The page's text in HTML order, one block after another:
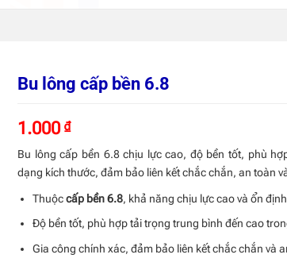
Bu lông cấp bền 6.8
1.000₫
Bu lông cấp bền 6.8 chịu lực cao, độ bền tốt, phù
dạng kích thước, đảm bảo liên kết chắc chắn, an toàn
Thuộccấp bền 6.8, khả năng chịu lực cao và ổn
Độ bền tốt, phù hợp tải trọng trung bình đến cao
Gia công chính xác, đảm bảo liên kết chắc chắn và